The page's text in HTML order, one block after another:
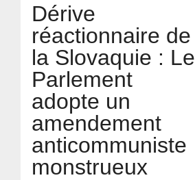
Dérive
réactionnaire de
la Slovaquie : Le
Parlement
adopte un
amendement
anticommuniste
monstrueux